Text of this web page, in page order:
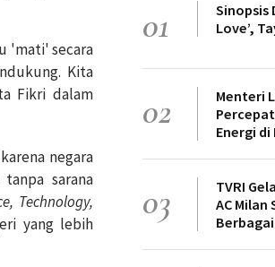
'mati' secara
Kita
Fikri dalam
negara
sarana
Technology,
yang lebih
01
Sinopsis
Love’,
02
Menteri
Energi di
03
TVRI
AC Milan